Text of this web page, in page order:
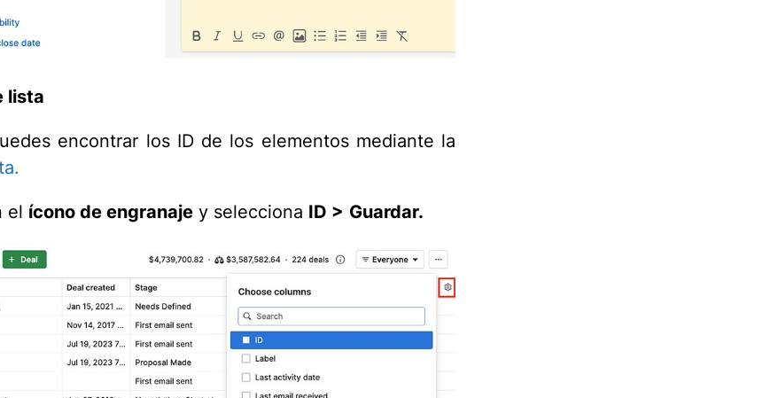
lista
encontrar los ID de los elementos mediante la
el ícono de engranaje y selecciona ID > Guardar.